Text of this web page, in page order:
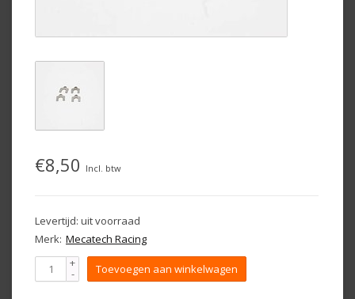
€8,50 Incl. btw
Levertijd: uit voorraad
Merk: Mecatech Racing
+
- Toevoegen aan winkelwagen